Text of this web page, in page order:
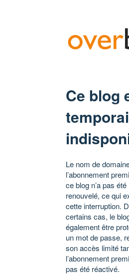
Ce blog
Le nom de
l’abonnement
ce blog n’a pas été
renouvelé, ce qui
cette interruption.
certains cas, le
également être
un mot de passe,
son accès limité
l’abonnement
pas été réactivé.